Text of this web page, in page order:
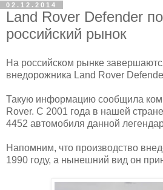
02.12.2014
Land Rover Defender
российский рынок
На российском рынке
внедорожника Land Rover
Такую информацию сообщила
Rover. С 2001 года в нашей
4452 автомобиля данной
Напомним, что производство
1990 году, а нынешний вид он